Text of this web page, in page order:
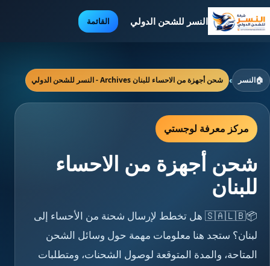
النسر للشحن الدولي القائمة
🏠النسر › شحن أجهزة من الاحساء للبنان Archives - النسر للشحن الدولي
مركز معرفة لوجستي
شحن أجهزة من الاحساء
للبنان
📦🇸🇦🇱🇧 هل تخطط لإرسال شحنة من الأحساء إلى
لبنان؟ ستجد هنا معلومات مهمة حول وسائل الشحن
المتاحة، والمدة المتوقعة لوصول الشحنات، ومتطلبات